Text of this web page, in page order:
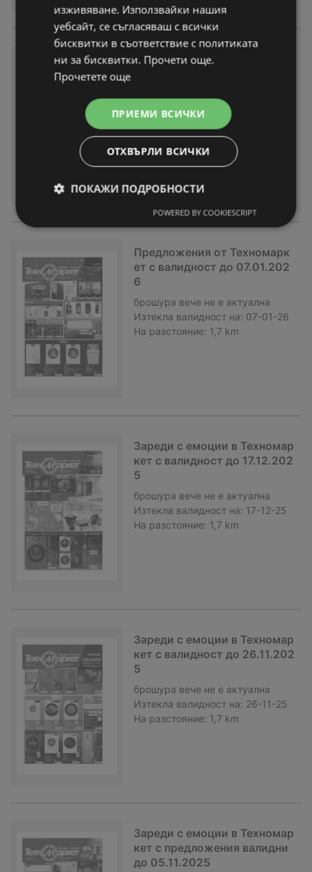
Зареди с емоции в Техномар
брошура вече не е актуална
Изтекла валидност на:
На разстояние: 1,7 km
Предложения от Техномарк
ет с валидност до 07.01.202
6
брошура вече не е актуална
Изтекла валидност на: 07-01-26
На разстояние: 1,7 km
Зареди с емоции в Техномар
кет с валидност до 17.12.202
5
брошура вече не е актуална
Изтекла валидност на: 17-12-25
На разстояние: 1,7 km
Зареди с емоции в Техномар
кет с валидност до 26.11.202
5
брошура вече не е актуална
Изтекла валидност на: 26-11-25
На разстояние: 1,7 km
Зареди с емоции в Техномар
кет с предложения валидни
до 05.11.2025
изживяване. Използвайки нашия
уебсайт, се съгласяваш с всички
бисквитки в съответствие с политиката
ни за бисквитки. Прочети още.
Прочетете още
ПРИЕМИ ВСИЧКИ
ОТХВЪРЛИ ВСИЧКИ
ПОКАЖИ ПОДРОБНОСТИ
POWERED BY COOKIESCRIPT